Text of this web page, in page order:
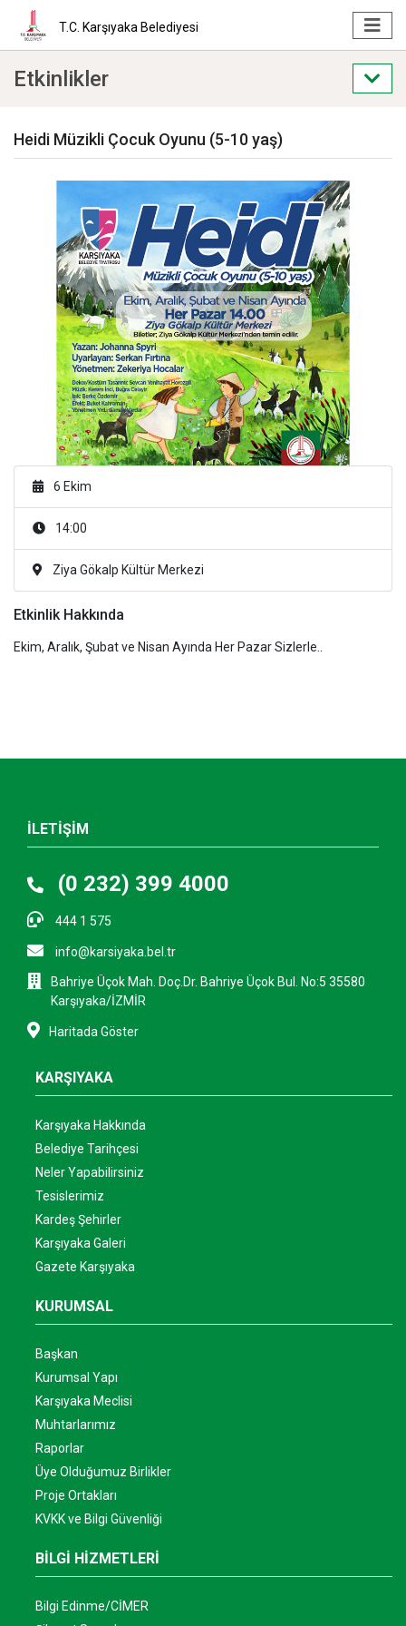
T.C. Karşıyaka Belediyesi
Etkinlikler
Heidi Müzikli Çocuk Oyunu (5-10 yaş)
6 Ekim
14:00
Ziya Gökalp Kültür Merkezi
Etkinlik Hakkında
Ekim, Aralık, Şubat ve Nisan Ayında Her Pazar Sizlerle..
İLETİŞİM
(0 232) 399 4000
444 1 575
info@karsiyaka.bel.tr
Bahriye Üçok Mah. Doç.Dr. Bahriye Üçok Bul. No:5 35580
Karşıyaka/İZMİR
Haritada Göster
KARŞIYAKA
Karşıyaka Hakkında
Belediye Tarihçesi
Neler Yapabilirsiniz
Tesislerimiz
Kardeş Şehirler
Karşıyaka Galeri
Gazete Karşıyaka
KURUMSAL
Başkan
Kurumsal Yapı
Karşıyaka Meclisi
Muhtarlarımız
Raporlar
Üye Olduğumuz Birlikler
Proje Ortakları
KVKK ve Bilgi Güvenliği
BİLGİ HİZMETLERİ
Bilgi Edinme/CİMER